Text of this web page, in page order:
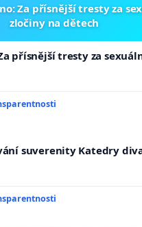
Za přísnější tresty za
zločiny na dětech
přísnější tresty za
suverenity Katedry